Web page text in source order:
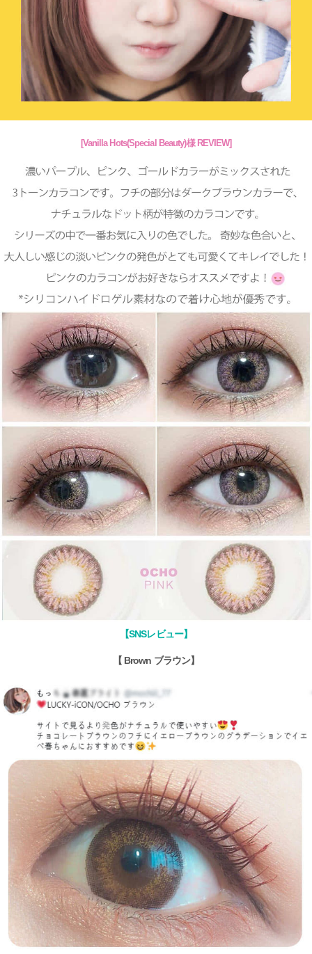
[Vanilla Hots(Special Beauty)様 REVIEW]
【SNSレビュー】
【 Brown ブラウン】